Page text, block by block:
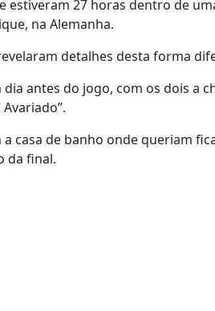
estiveram 27 horas dentro de
na Alemanha.
detalhes desta forma
antes do jogo, com os dois a
casa de banho onde queriam
da final.